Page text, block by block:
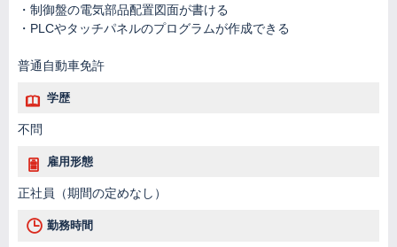
・制御盤の電気部品配置図面が書ける
・PLCやタッチパネルのプログラムが作成できる
普通自動車免許
学歴
不問
雇用形態
正社員（期間の定めなし）
勤務時間